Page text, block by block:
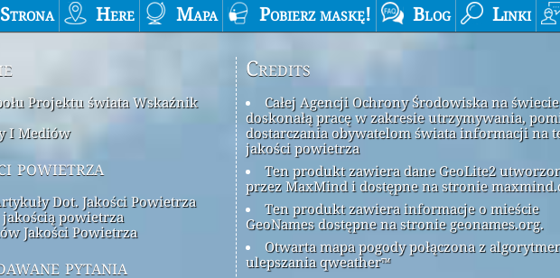
Strona Here Mapa Pobierz maskę! Blog Linki
Projektu świata Wskaźnik
I Mediów
powietrza
Dot. Jakości Powietrza
powietrza
Jakości Powietrza
pytania
Credits
Całej Agencji Ochrony Środowiska na
doskonałą pracę w zakresie utrzymywania,
dostarczania obywatelom świata informacji na
jakości powietrza
Ten produkt zawiera dane GeoLite2
przez MaxMind i dostępne na stronie
Ten produkt zawiera informacje o mieście
GeoNames dostępne na stronie geonames.org.
Otwarta mapa pogody połączona z
ulepszania qweather™